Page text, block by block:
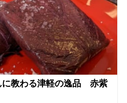
に教わる津軽の逸品 赤紫